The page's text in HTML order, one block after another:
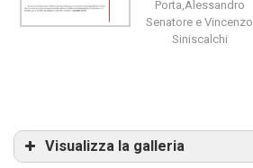
Porta,Alessandro
Senatore e Vincenzo
Siniscalchi
Visualizza la galleria